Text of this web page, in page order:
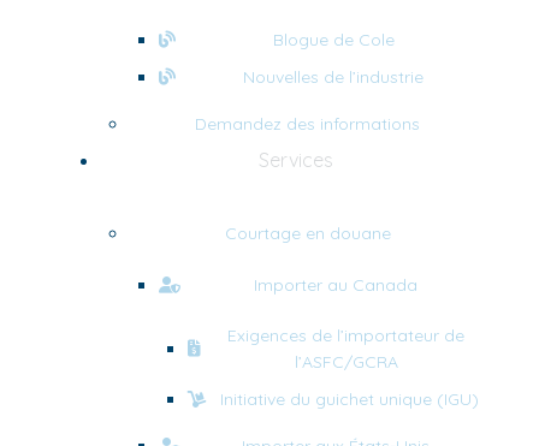
Blogue de Cole
Nouvelles de l’industrie
Demandez des informations
Services
Courtage en douane
Importer au Canada
Exigences de l’importateur de
l’ASFC/GCRA
Initiative du guichet unique (IGU)